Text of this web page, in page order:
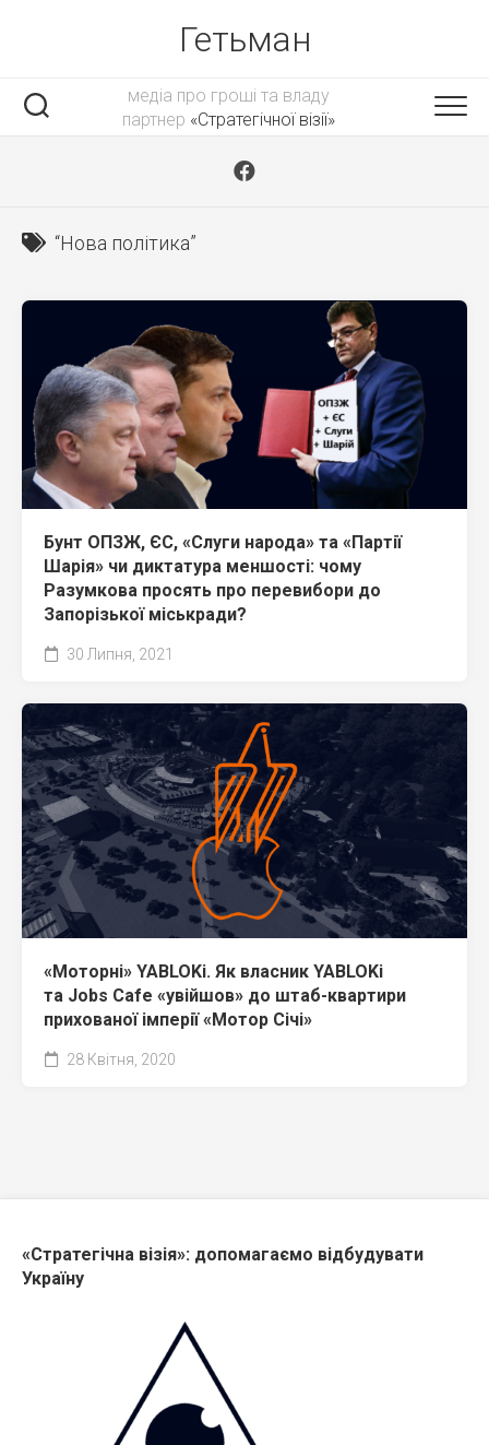
Гетьман
медіа про гроші та владу
партнер «Стратегічної візії»
“Нова політика”
Бунт ОПЗЖ, ЄС, «Слуги народа» та «Партії
Шарія» чи диктатура меншості: чому
Разумкова просять про перевибори до
Запорізької міськради?
30 Липня, 2021
«Моторні» YABLOKi. Як власник YABLOKi
та Jobs Cafe «увійшов» до штаб-квартири
прихованої імперії «Мотор Січі»
28 Квітня, 2020
«Стратегічна візія»: допомагаємо відбудувати
Україну